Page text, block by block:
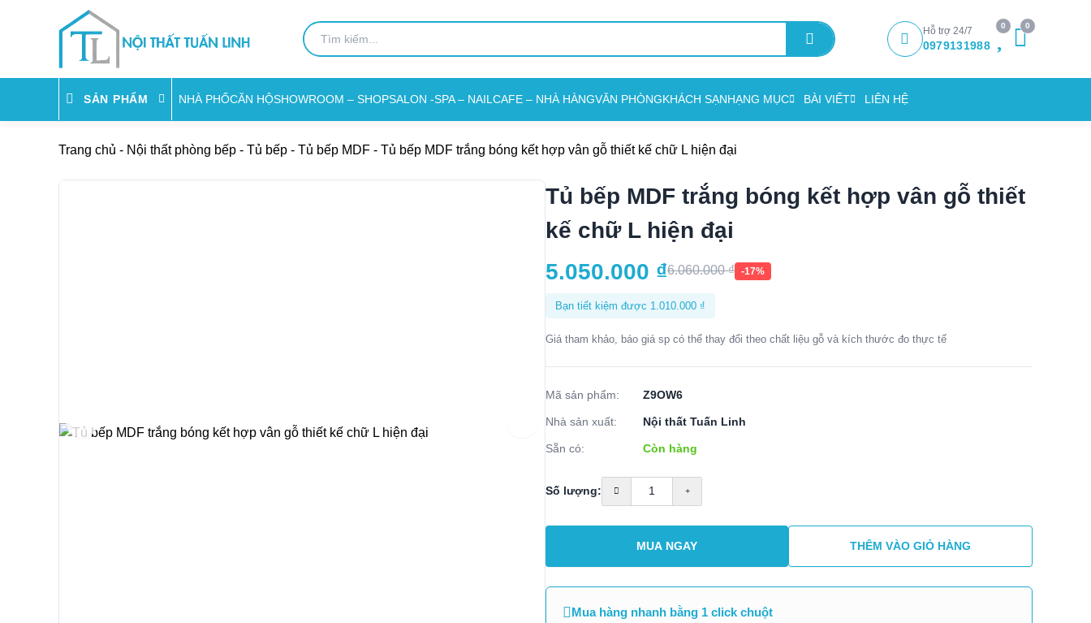
Hỗ trợ 24/7
0979131988
0 0
SẢN PHẨM NHÀ PHỐCĂN HỘSHOWROOM – SHOPSALON -SPA – NAIL CAFE – NHÀ HÀNGVĂN PHÒNGKHÁCH SẠNHẠNG MỤC BÀI VIẾT LIÊN HỆ
Trang chủ - Nội thất phòng bếp - Tủ bếp - Tủ bếp MDF - Tủ bếp MDF trắng bóng kết hợp vân gỗ thiết kế chữ L hiện đại
Tủ bếp MDF trắng bóng kết hợp vân gỗ thiết
kế chữ L hiện đại
5.050.000 ₫6.060.000₫ -17%
Bạn tiết kiệm được 1.010.000 ₫
Giá tham khảo, báo giá sp có thể thay đổi theo chất liệu gỗ và kích thước đo thực tế
Mã sản phẩm: Z9OW6
Nhà sản xuất: Nội thất Tuấn Linh
Sẵn có: Còn hàng
Số lượng:
MUA NGAY THÊM VÀO GIỎ HÀNG
Mua hàng nhanh bằng 1 click chuột